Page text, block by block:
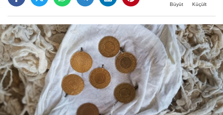
Büyüt Küçült